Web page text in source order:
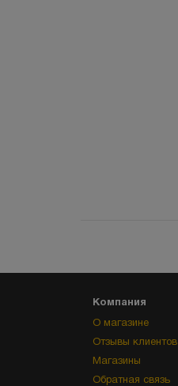
Компания
О магазине
Отзывы клиентов
Магазины
Обратная связь